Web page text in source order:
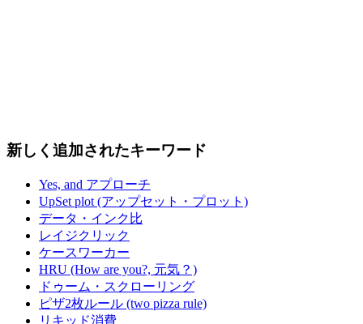
新しく追加されたキーワード
Yes, and アプローチ
UpSet plot (アップセット・プロット)
データ・インク比
レイジクリック
ケースワーカー
HRU (How are you?, 元気？)
ドゥーム・スクローリング
ピザ2枚ルール (two pizza rule)
リキッド消費